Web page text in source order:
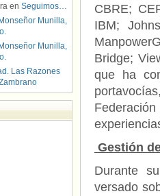
CBRE;
IBM;
Bridge;
que ha
Gestión
Durante
versado
en Seguimos…
Munilla,
Munilla,
Las Razones